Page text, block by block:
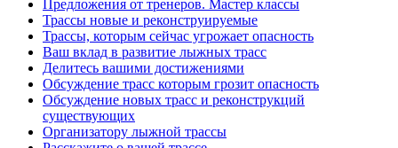
Предложения от тренеров. Мастер классы
Трассы новые и реконструируемые
Трассы, которым сейчас угрожает опасность
Ваш вклад в развитие лыжных трасс
Делитесь вашими достижениями
Обсуждение трасс которым грозит опасность
Обсуждение новых трасс и реконструкций
существующих
Организатору лыжной трассы